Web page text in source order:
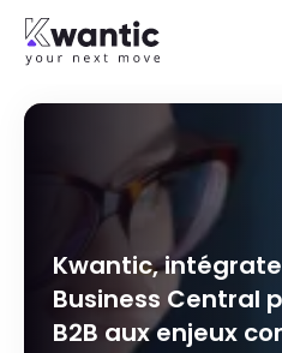
Kwantic,
Business Central
B2B aux enjeux